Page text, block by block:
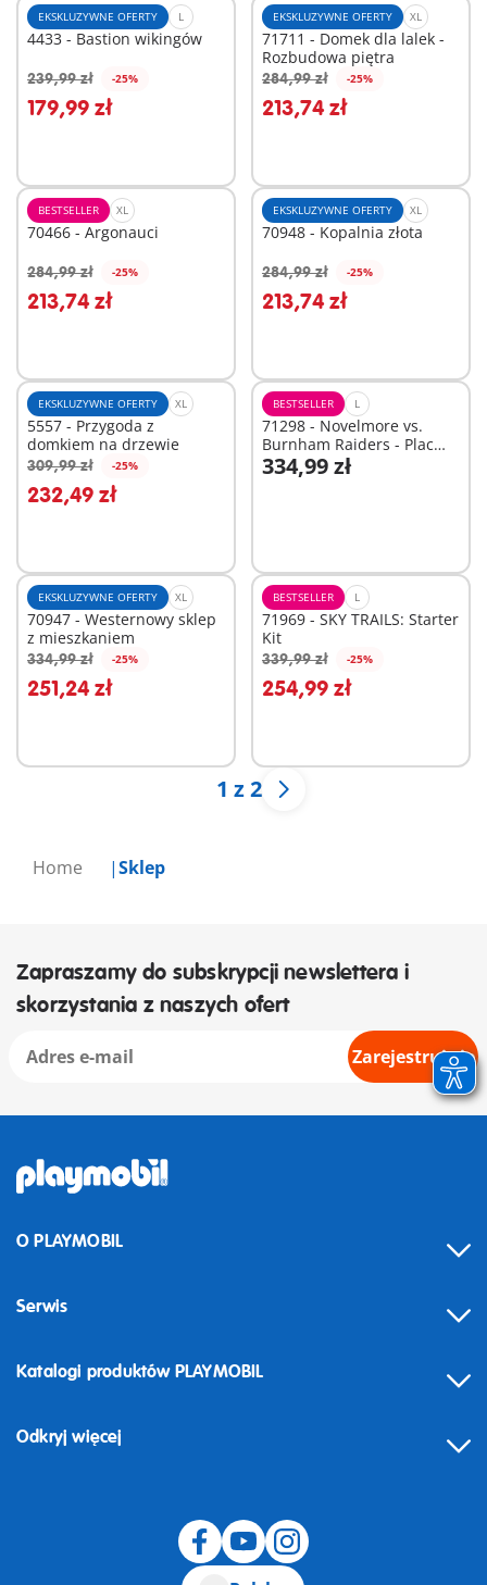
Home Sklep
EKSKLUZYWNE OFERTY L
4433 - Bastion wikingów
239,99 zł -25%
179,99 zł
Dodaj do koszyka
EKSKLUZYWNE OFERTY XL
71711 - Domek dla lalek -
Rozbudowa piętra
284,99 zł -25%
213,74 zł
Dodaj do koszyka
BESTSELLER XL
70466 - Argonauci
284,99 zł -25%
213,74 zł
Dodaj do koszyka
EKSKLUZYWNE OFERTY XL
70948 - Kopalnia złota
284,99 zł -25%
213,74 zł
Dodaj do koszyka
EKSKLUZYWNE OFERTY XL
5557 - Przygoda z
domkiem na drzewie
309,99 zł -25%
232,49 zł
Dodaj do koszyka
BESTSELLER L
71298 - Novelmore vs.
Burnham Raiders - Plac
tur
334,99 zł
EKSKLUZYWNE OFERTY XL
70947 - Westernowy sklep
z mieszkaniem
334,99 zł -25%
251,24 zł
Dodaj do koszyka
BESTSELLER L
71969 - SKY TRAILS: Starter
Kit
339,99 zł -25%
254,99 zł
Dodaj do koszyka
1 z 2
Zapraszamy do subskrypcji newslettera i
skorzystania z naszych ofert
Zarejestruj się
O PLAYMOBIL
Serwis
Odstąpienie od umowy
Katalogi produktów PLAYMOBIL
Odkryj więcej